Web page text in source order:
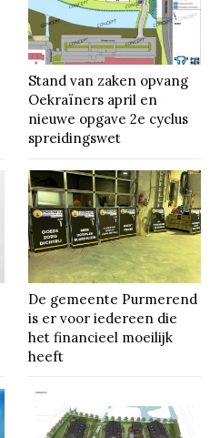
Stand van zaken opvang
Oekraïners april en
nieuwe opgave 2e cyclus
spreidingswet
De gemeente Purmerend
is er voor iedereen die
het financieel moeilijk
heeft